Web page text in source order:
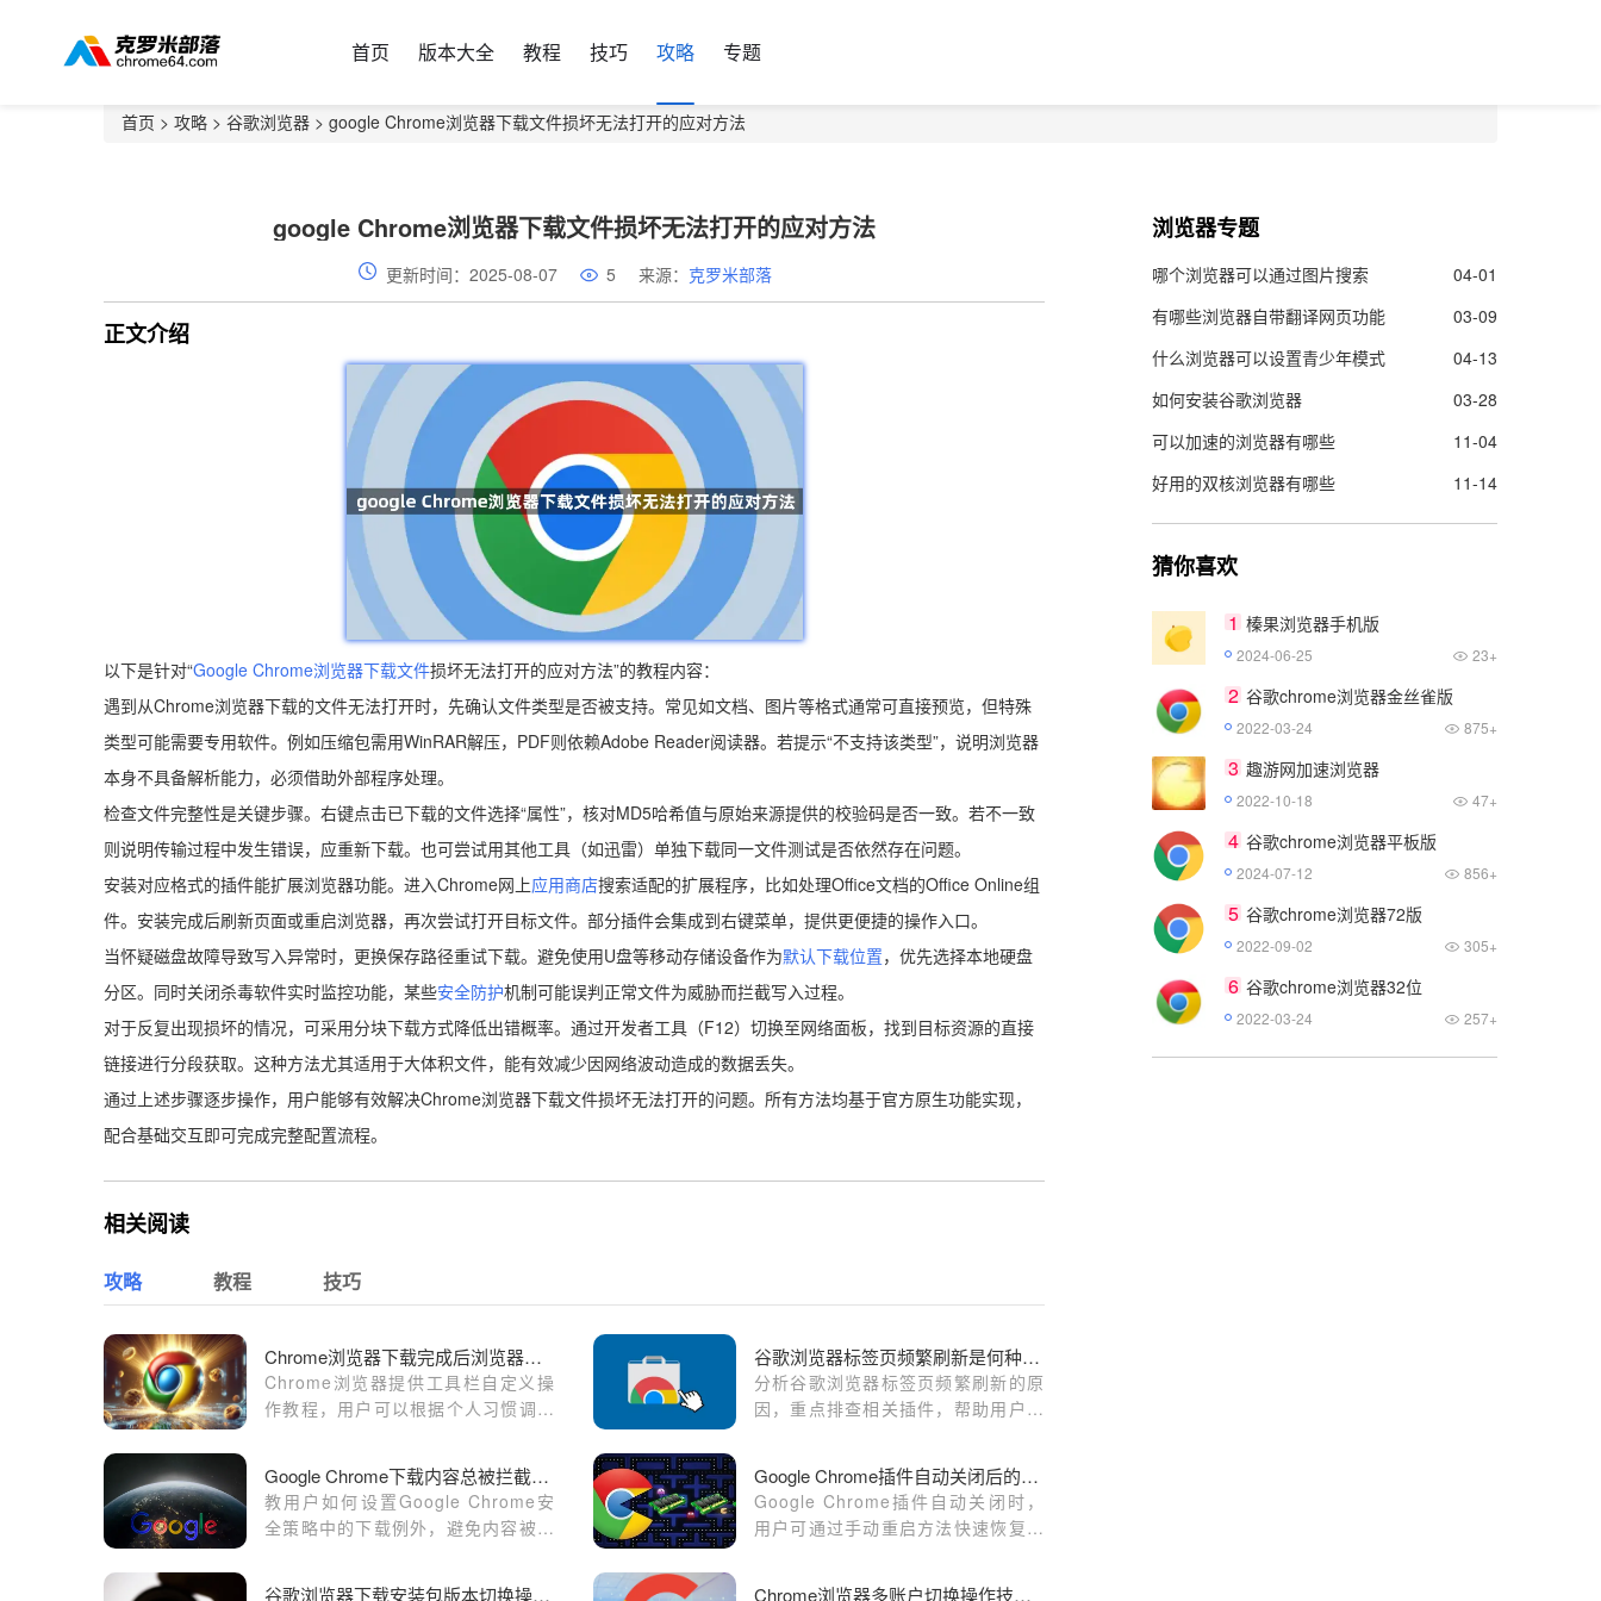
首页 版本大全 教程 技巧 攻略 专题
首页 > 攻略 > 谷歌浏览器 > google Chrome浏览器下载文件损坏无法打开的应对方法
google Chrome浏览器下载文件损坏无法打开的应对方法
更新时间：2025-08-07 5 来源： 克罗米部落
正文介绍
以下是针对“Google Chrome浏览器下载文件损坏无法打开的应对方法”的教程内容：
遇到从Chrome浏览器下载的文件无法打开时，先确认文件类型是否被支持。常见如文档、图片等格式通常可直接预览，但特殊
类型可能需要专用软件。例如压缩包需用WinRAR解压，PDF则依赖Adobe Reader阅读器。若提示“不支持该类型”，说明浏览器
本身不具备解析能力，必须借助外部程序处理。
检查文件完整性是关键步骤。右键点击已下载的文件选择“属性”，核对MD5哈希值与原始来源提供的校验码是否一致。若不一致
则说明传输过程中发生错误，应重新下载。也可尝试用其他工具（如迅雷）单独下载同一文件测试是否依然存在问题。
安装对应格式的插件能扩展浏览器功能。进入Chrome网上应用商店搜索适配的扩展程序，比如处理Office文档的Office Online组
件。安装完成后刷新页面或重启浏览器，再次尝试打开目标文件。部分插件会集成到右键菜单，提供更便捷的操作入口。
当怀疑磁盘故障导致写入异常时，更换保存路径重试下载。避免使用U盘等移动存储设备作为默认下载位置，优先选择本地硬盘
分区。同时关闭杀毒软件实时监控功能，某些安全防护机制可能误判正常文件为威胁而拦截写入过程。
对于反复出现损坏的情况，可采用分块下载方式降低出错概率。通过开发者工具（F12）切换至网络面板，找到目标资源的直接
链接进行分段获取。这种方法尤其适用于大体积文件，能有效减少因网络波动造成的数据丢失。
通过上述步骤逐步操作，用户能够有效解决Chrome浏览器下载文件损坏无法打开的问题。所有方法均基于官方原生功能实现，
配合基础交互即可完成完整配置流程。
相关阅读
攻略 教程 技巧
Chrome浏览器下载完成后浏览器工具栏自定义操作教程
Chrome浏览器提供工具栏自定义操
作教程，用户可以根据个人习惯调整
谷歌浏览器标签页频繁刷新是何种插件导致
分析谷歌浏览器标签页频繁刷新的原
因，重点排查相关插件，帮助用户定
Google Chrome下载内容总被拦截应如何设置例外
教用户如何设置Google Chrome安
全策略中的下载例外，避免内容被误
Google Chrome插件自动关闭后的手动重启方法
Google Chrome插件自动关闭时，
用户可通过手动重启方法快速恢复插
谷歌浏览器下载安装包版本切换操作指南 Chrome浏览器多账户切换操作技巧教程
浏览器专题
哪个浏览器可以通过图片搜索
04-01
有哪些浏览器自带翻译网页功能
03-09
什么浏览器可以设置青少年模式
04-13
如何安装谷歌浏览器
03-28
可以加速的浏览器有哪些
11-04
好用的双核浏览器有哪些
11-14
猜你喜欢
1 榛果浏览器手机版
2024-06-25 23+
2 谷歌chrome浏览器金丝雀版
2022-03-24 875+
3 趣游网加速浏览器
2022-10-18 47+
4 谷歌chrome浏览器平板版
2024-07-12 856+
5 谷歌chrome浏览器72版
2022-09-02 305+
6 谷歌chrome浏览器32位
2022-03-24 257+